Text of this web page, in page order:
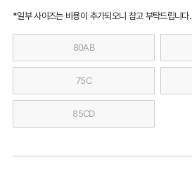
*일부 사이즈는 비용이 추가되오니 참고 부탁드립니다.
80AB
75C
85CD